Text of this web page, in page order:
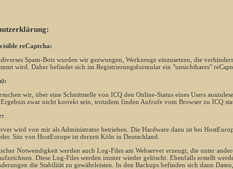
reCaptcha:
Spam-Bots wurden wir gezwungen, Werkzeuge einzusetzen, die
wird. Daher befindet sich im Registrierungsformular ein "unsichtbares"
wir, über eine Schnittstelle von ICQ den Online-Status eines Users
zwar nicht korrekt sein, trotzdem finden Aufrufe vom Browser zu ICQ
wird von mir als Administrator betrieben. Die Hardware dazu ist bei
Sitz von HostEurope ist derzeit Köln in Deutschland.
Notwendigkeit werden auch Log-Files am Webserver erzeugt, die unter
Diese Log-Files werden immer wieder gelöscht. Ebenfalls erstellt
die Stabilität zu gewährleisten. In den Backups befinden sich dann